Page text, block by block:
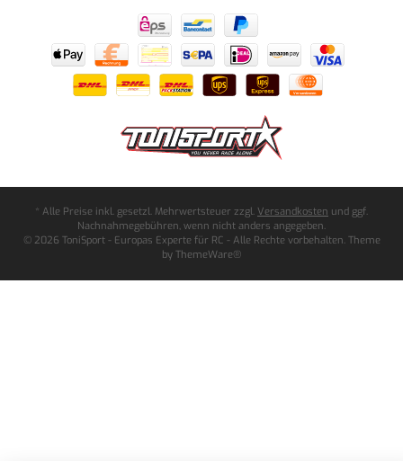
* Alle Preise inkl. gesetzl. Mehrwertsteuer zzgl. Versandkosten und ggf.
Nachnahmegebühren, wenn nicht anders angegeben.
© 2026 ToniSport - Europas Experte für RC - Alle Rechte vorbehalten. Theme
by ThemeWare®